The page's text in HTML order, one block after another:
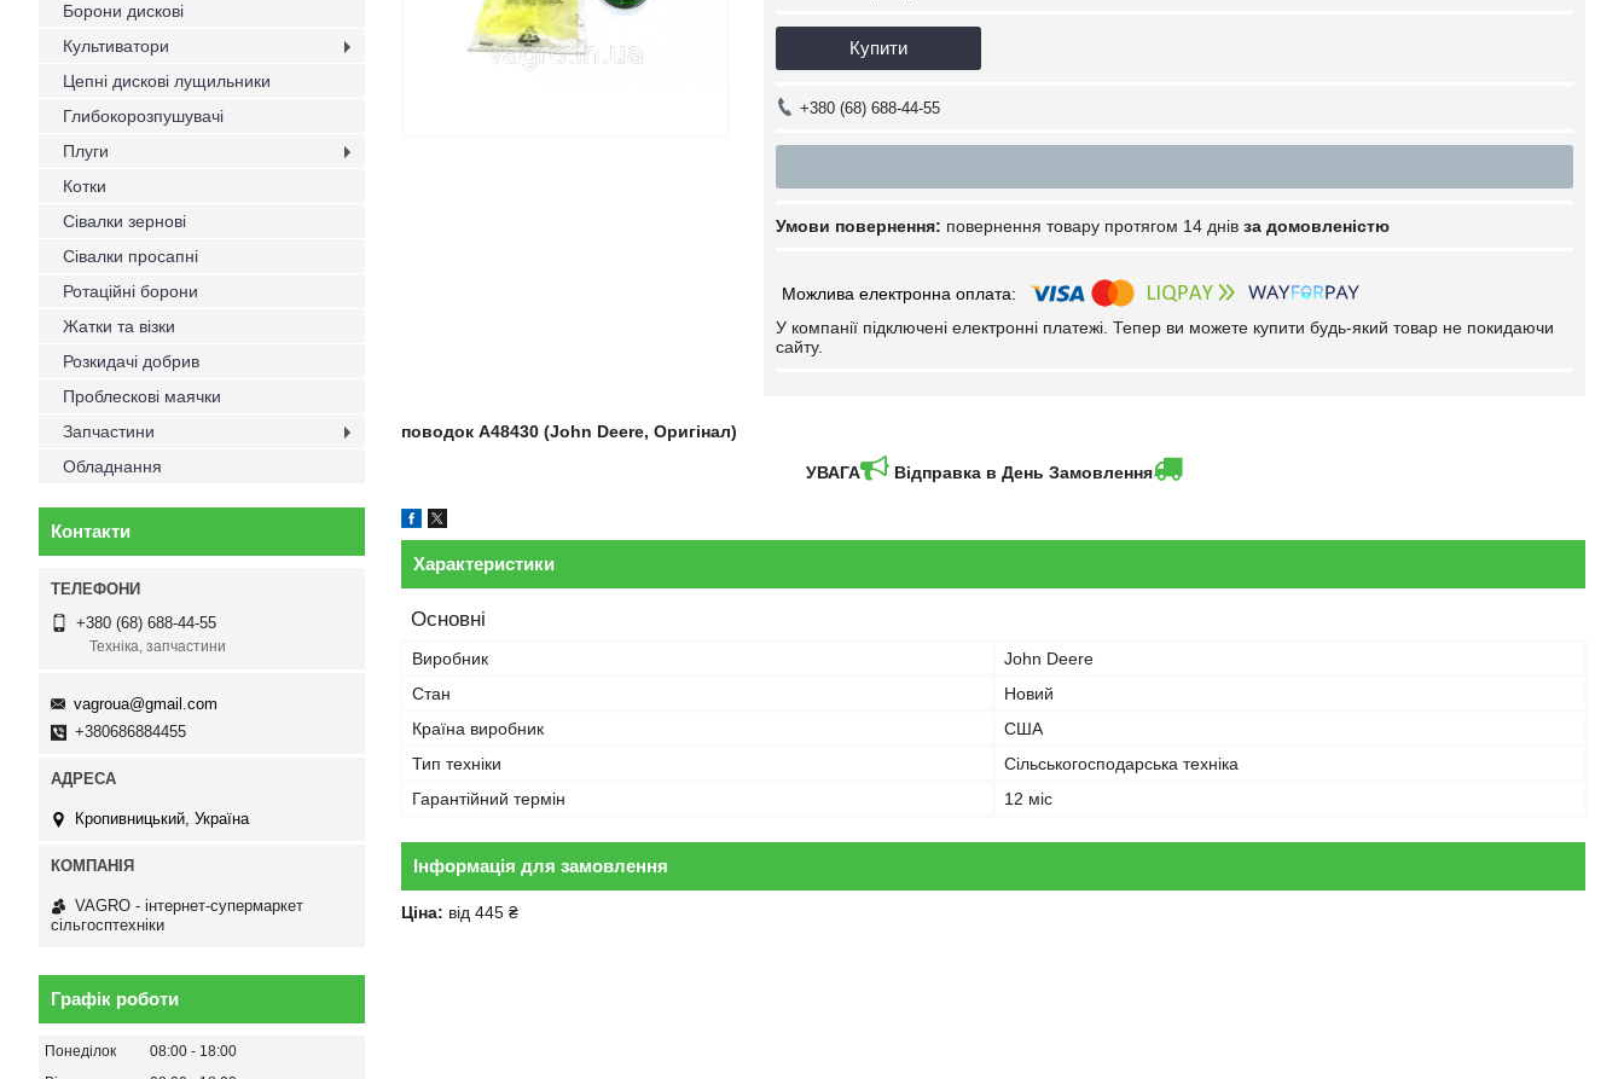
Купити
+380 (68) 688-44-55
повернення товару протягом 14 днів за домовленістю
У компанії підключені електронні платежі. Тепер ви можете купити будь-який товар не покидаючи
сайту.
поводок A48430 (John Deere, Оригінал)
УВАГА Відправка в День Замовлення
Характеристики
Основні
Виробник
John Deere
Стан
Новий
Країна виробник
США
Тип техніки
Сільськогосподарська техніка
Гарантійний термін
12 міс
Інформація для замовлення
Ціна: від 445 ₴
Борони дискові
Культиватори
Цепні дискові лущильники
Глибокорозпушувачі
Плуги
Котки
Сівалки зернові
Сівалки просапні
Ротаційні борони
Жатки та візки
Розкидачі добрив
Проблескові маячки
Запчастини
Обладнання
Контакти
+380 (68) 688-44-55
Техніка, запчастини
vagroua@gmail.com
+380686884455
Кропивницький, Україна
VAGRO - інтернет-супермаркет
сільгосптехніки
Графік роботи
Понеділок 08:00
18:00